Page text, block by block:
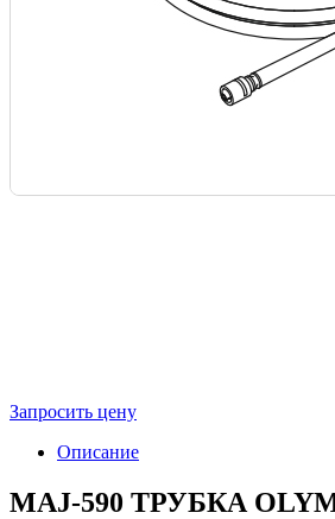
Запросить цену
Описание
MAJ-590 ТРУБКА